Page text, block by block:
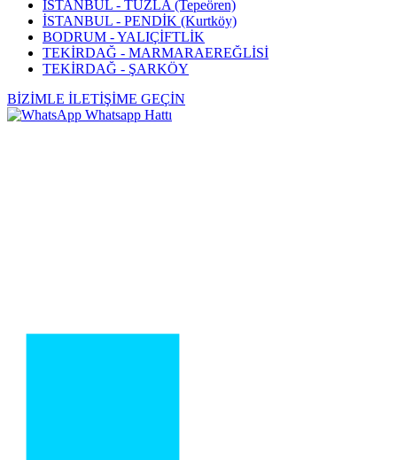
İSTANBUL - TUZLA (Tepeören)
İSTANBUL - PENDİK (Kurtköy)
BODRUM - YALIÇİFTLİK
TEKİRDAĞ - MARMARAEREĞLİSİ
TEKİRDAĞ - ŞARKÖY
BİZİMLE İLETİŞİME GEÇİN
Whatsapp Hattı